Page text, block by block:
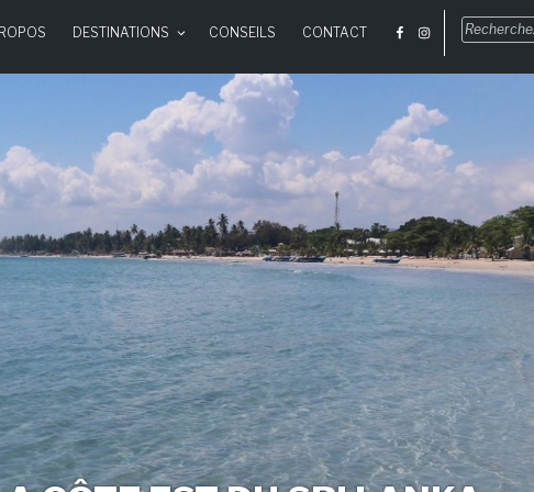
DESTINATIONS CONSEILS CONTACT
Recherche
pour